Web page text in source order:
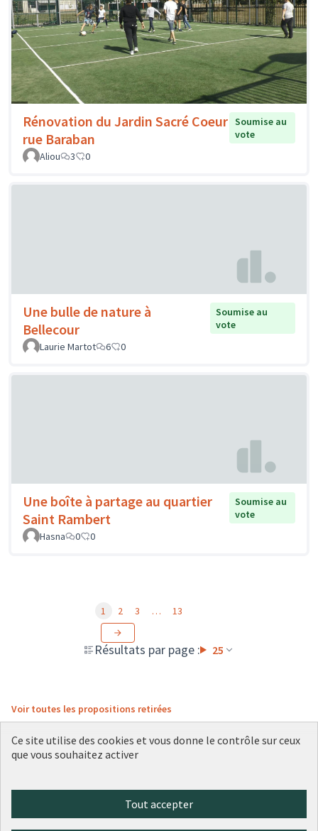
Rénovation du Jardin Sacré Coeur
rue Baraban
Soumise au
vote
Aliou
3 0
Une bulle de nature à
Bellecour
Soumise au
vote
Laurie Martot
6 0
Une boîte à partage au quartier
Saint Rambert
Soumise au
vote
Hasna
0 0
Résultats par page : 25
1 2 3 … 13
Voir toutes les propositions retirées
(Lien externe)
(Lien externe)
(Lien externe)
(Lien externe)
(Lien externe)
Ce site utilise des cookies et vous donne le contrôle sur ceux
que vous souhaitez activer
Tout accepter